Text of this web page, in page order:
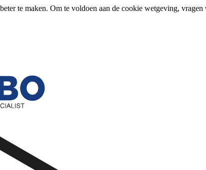
te maken. Om te voldoen aan de cookie wetgeving,